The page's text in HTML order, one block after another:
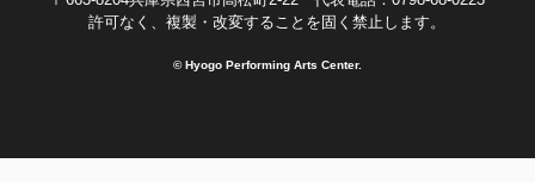
許可なく、複製・改変することを固く禁止します。
© Hyogo Performing Arts Center.